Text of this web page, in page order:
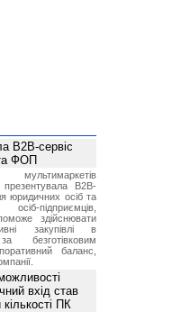
B2B-сервіс
ФОП
B2B-
юридичних осіб та
осіб-підприємців,
здійснювати
закупівлі в
безготівковим
баланс,
вхід став
ПК